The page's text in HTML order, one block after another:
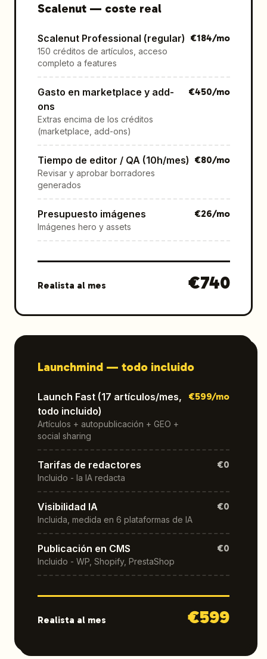
Scalenut— coste real
Scalenut Professional (regular)
150 créditos de artículos, acceso
completo a features
€184/mo
Gasto en marketplace y add-
ons
Extras encima de los créditos
(marketplace, add-ons)
€450/mo
Tiempo de editor / QA (10h/mes)
Revisar y aprobar borradores
generados
€80/mo
Presupuesto imágenes
Imágenes hero y assets
€26/mo
Realista al mes €740
Launchmind — todo incluido
Launch Fast (17 artículos/mes,
todo incluido)
Artículos + autopublicación + GEO +
social sharing
€599/mo
Tarifas de redactores
Incluido - la IA redacta
€0
Visibilidad IA
Incluida, medida en 6 plataformas de IA
€0
Publicación en CMS
Incluido - WP, Shopify, PrestaShop
€0
Realista al mes €599